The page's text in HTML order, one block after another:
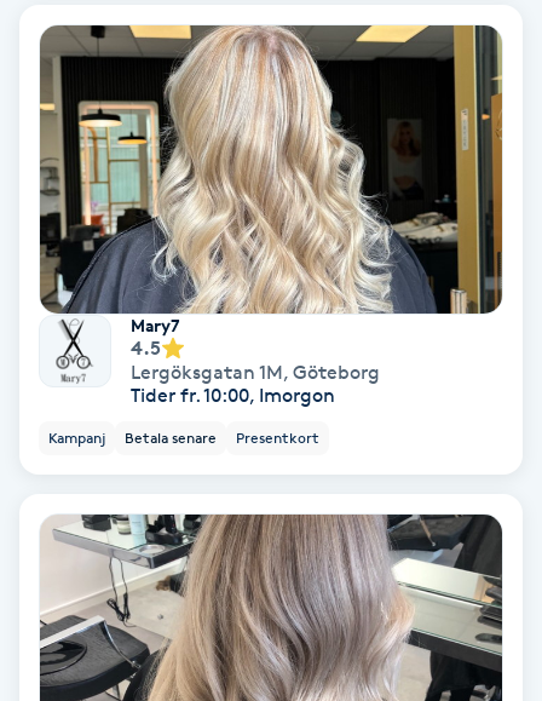
Ansiktsbehandling djuprengörande
Babylights
Balayage
Bambumassage
Barber
Barnklippning
Blowout
Bottenfärg
Brynformning
Mary7
4.5
Lergöksgatan 1M, Göteborg
Tider fr. 10:00, Imorgon
Kampanj Betala senare Presentkort